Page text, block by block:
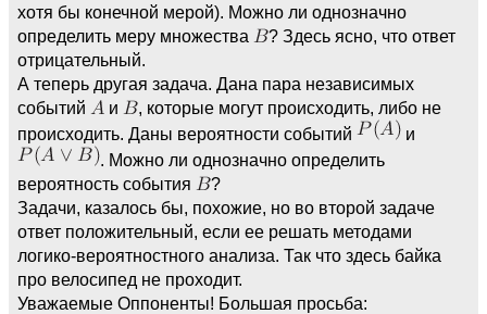
хотя бы конечной мерой). Можно ли однозначно
определить меру множества
? Здесь ясно, что ответ
отрицательный.
А теперь другая задача. Дана пара независимых
событий
и
, которые могут происходить, либо не
происходить. Даны вероятности событий
и
. Можно ли однозначно определить
вероятность события
?
Задачи, казалось бы, похожие, но во второй задаче
ответ положительный, если ее решать методами
логико-вероятностного анализа. Так что здесь байка
про велосипед не проходит.
Уважаемые Оппоненты! Большая просьба: